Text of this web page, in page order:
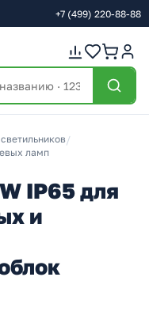
+7 (499) 220-88-88
/
ламп
IP65 для
и